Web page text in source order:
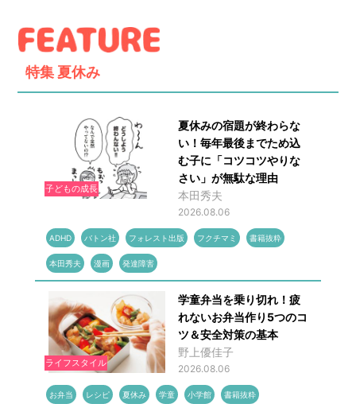
特集 夏休み
子どもの成長
夏休みの宿題が終わらな
い！毎年最後までため込
む子に「コツコツやりな
さい」が無駄な理由
本田秀夫
2026.08.06
ADHD バトン社 フォレスト出版 フクチマミ 書籍抜粋
本田秀夫 漫画 発達障害
ライフスタイル
学童弁当を乗り切れ！疲
れないお弁当作り5つのコ
ツ＆安全対策の基本
野上優佳子
2026.08.06
お弁当 レシピ 夏休み 学童 小学館 書籍抜粋